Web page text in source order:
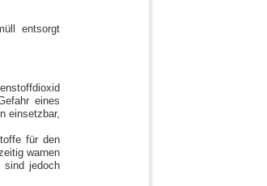
entsorgt
eines
einsetzbar,
für den
warnen
sind jedoch